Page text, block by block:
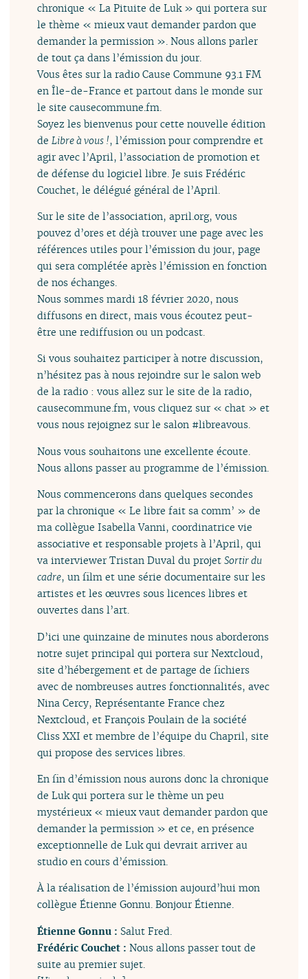
chronique « La Pituite de Luk » qui portera sur
le thème « mieux vaut demander pardon que
demander la permission ». Nous allons parler
de tout ça dans l’émission du jour.
Vous êtes sur la radio Cause Commune 93.1 FM
en Île-de-France et partout dans le monde sur
le site causecommune.fm.
Soyez les bienvenus pour cette nouvelle édition
de Libre à vous !, l’émission pour comprendre et
agir avec l’April, l’association de promotion et
de défense du logiciel libre. Je suis Frédéric
Couchet, le délégué général de l’April.
Sur le site de l’association, april.org, vous
pouvez d’ores et déjà trouver une page avec les
références utiles pour l’émission du jour, page
qui sera complétée après l’émission en fonction
de nos échanges.
Nous sommes mardi 18 février 2020, nous
diffusons en direct, mais vous écoutez peut-
être une rediffusion ou un podcast.
Si vous souhaitez participer à notre discussion,
n’hésitez pas à nous rejoindre sur le salon web
de la radio : vous allez sur le site de la radio,
causecommune.fm, vous cliquez sur « chat » et
vous nous rejoignez sur le salon #libreavous.
Nous vous souhaitons une excellente écoute.
Nous allons passer au programme de l’émission.
Nous commencerons dans quelques secondes
par la chronique « Le libre fait sa comm’ » de
ma collègue Isabella Vanni, coordinatrice vie
associative et responsable projets à l’April, qui
va interviewer Tristan Duval du projetSortir du
cadre, un film et une série documentaire sur les
artistes et les œuvres sous licences libres et
ouvertes dans l’art.
D’ici une quinzaine de minutes nous aborderons
notre sujet principal qui portera sur Nextcloud,
site d’hébergement et de partage de fichiers
avec de nombreuses autres fonctionnalités, avec
Nina Cercy, Représentante France chez
Nextcloud, et François Poulain de la société
Cliss XXI et membre de l’équipe du Chapril, site
qui propose des services libres.
En fin d’émission nous aurons donc la chronique
de Luk qui portera sur le thème un peu
mystérieux « mieux vaut demander pardon que
demander la permission » et ce, en présence
exceptionnelle de Luk qui devrait arriver au
studio en cours d’émission.
À la réalisation de l’émission aujourd’hui mon
collègue Étienne Gonnu. Bonjour Étienne.
Étienne Gonnu : Salut Fred.
Frédéric Couchet :Nous allons passer tout de
suite au premier sujet.